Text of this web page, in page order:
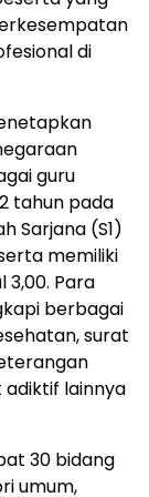
di
guru
tahun pada
Sarjana (S1)
memiliki
3,00. Para
berbagai
surat
adiktif lainnya
30 bidang
umum,